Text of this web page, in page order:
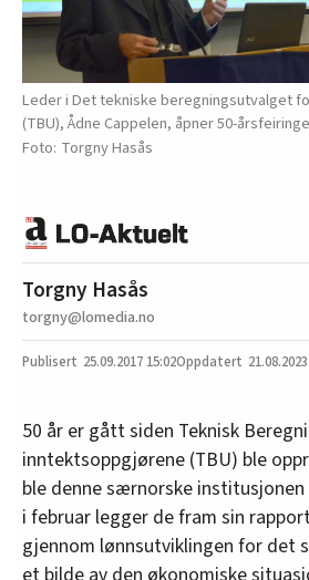
Leder i Det tekniske beregningsutvalget
(TBU), Ådne Cappelen, åpner 50-
Torgny Hasås
Torgny Hasås
torgny@lomedia.no
25.09.2017 15:02
50 år er gått siden Teknisk
inntektsoppgjørene (TBU) ble
ble denne særnorske
i februar legger de fram sin
gjennom lønnsutviklingen for det